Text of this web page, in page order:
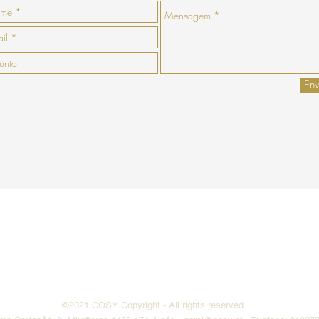
©2021 COSY Copyright - All rights reserved